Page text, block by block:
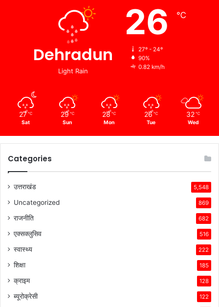
Dehradun
Light Rain
26 ℃
27º - 24º
90%
0.82 km/h
27 ℃
Sat
29 ℃
Sun
28 ℃
Mon
26 ℃
Tue
32 ℃
Wed
Categories
उत्तराखंड 5,548
Uncategorized 869
राजनीति 682
एक्सक्लुसिव 516
स्वास्थ्य 222
शिक्षा 185
क्राइम 128
ब्यूरोक्रेसी 122